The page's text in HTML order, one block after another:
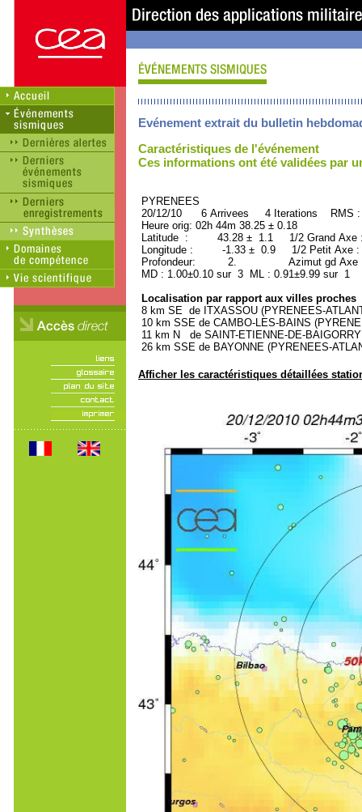
Evénement extrait du bulletin
Caractéristiques de l'événement
Ces informations ont été validées par
PYRENEES ORID :
20/12/10 6 Arrivees 4 Iterations RMS
Heure orig: 02h 44m 38.25 ± 0.18
Latitude : 43.28 ± 1.1 1/2 Grand
Longitude : -1.33 ± 0.9 1/2 Petit Axe
Profondeur: 2. Azimut gd Axe :
MD : 1.00±0.10 sur 3 ML : 0.91±9.99 sur 1
Localisation par rapport aux villes proches
8 km SE de ITXASSOU (PYRENEES-
10 km SSE de CAMBO-LES-BAINS
11 km N de SAINT-ETIENNE-DE-
26 km SSE de BAYONNE (PYRENEES-
Afficher les caractéristiques détaillées